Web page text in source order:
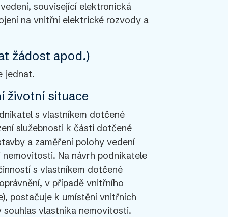
související elektronická
na vnitřní elektrické rozvody a
žádost apod.)
jednat.
životní situace
s vlastníkem dotčené
služebnosti k části dotčené
a zaměření polohy vedení
Na návrh podnikatele
s vlastníkem dotčené
v případě vnitřního
postačuje k umístění vnitřních
souhlas vlastníka nemovitosti.